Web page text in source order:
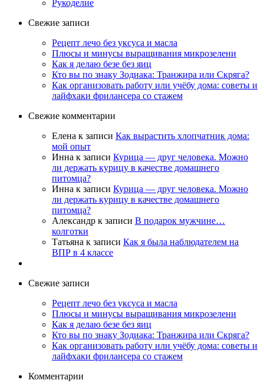
Рукоделие
Свежие записи
Рецепт лечо без уксуса и масла
Плюсы и минусы выращивания микрозелени
Как я делаю безе без яиц
Кто вы по знаку Зодиака: Транжира или Скряга?
Как организовать работу или учёбу дома: советы и
лайфхаки фрилансера со стажем
Свежие комментарии
Елена к записи Как вырастить хлопчатник дома:
мой опыт
Инна к записи Курица — друг человека. Можно
ли держать курицу в качестве домашнего
питомца?
Инна к записи Курица — друг человека. Можно
ли держать курицу в качестве домашнего
питомца?
Александр к записи В подарок мужчине…
колготки
Татьяна к записи Как я была наблюдателем на
ВПР в 4 классе
Свежие записи
Рецепт лечо без уксуса и масла
Плюсы и минусы выращивания микрозелени
Как я делаю безе без яиц
Кто вы по знаку Зодиака: Транжира или Скряга?
Как организовать работу или учёбу дома: советы и
лайфхаки фрилансера со стажем
Комментарии